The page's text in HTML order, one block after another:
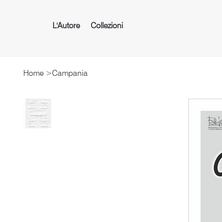
L'Autore Collezioni
Home >Campania